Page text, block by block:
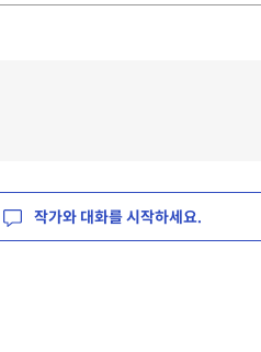
작가와 대화를 시작하세요.